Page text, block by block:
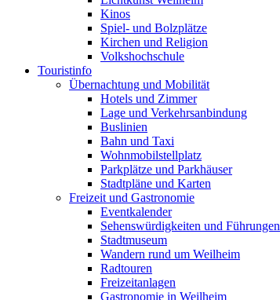
Kinos
Spiel- und Bolzplätze
Kirchen und Religion
Volkshochschule
Touristinfo
Übernachtung und Mobilität
Hotels und Zimmer
Lage und Verkehrsanbindung
Buslinien
Bahn und Taxi
Wohnmobilstellplatz
Parkplätze und Parkhäuser
Stadtpläne und Karten
Freizeit und Gastronomie
Eventkalender
Sehenswürdigkeiten und Führungen
Stadtmuseum
Wandern rund um Weilheim
Radtouren
Freizeitanlagen
Gastronomie in Weilheim